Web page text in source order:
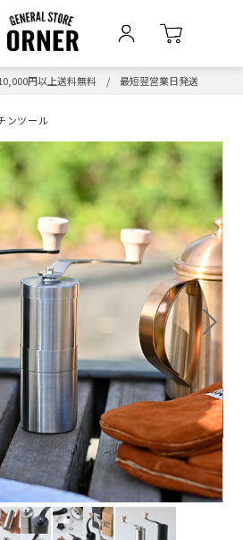
円以上送料無料 / 最短翌営業日発送
ンツール